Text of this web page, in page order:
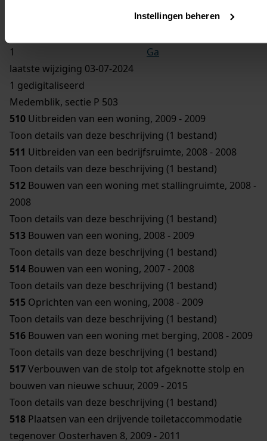
Instellingen beheren
Ga
laatste wijziging 03-07-2024
1 gedigitaliseerd
Medemblik, sectie P 503
510 Uitbreiden van een woning, 2009 - 2009
Toon details van deze beschrijving (1 bestand)
511 Uitbreiden van een bedrijfsruimte, 2008 - 2008
Toon details van deze beschrijving (1 bestand)
512 Bouwen van een woning met stallingruimte, 2008 -
2008
Toon details van deze beschrijving (1 bestand)
513 Bouwen van een woning, 2008 - 2009
Toon details van deze beschrijving (1 bestand)
514 Bouwen van een woning, 2007 - 2008
Toon details van deze beschrijving (1 bestand)
515 Oprichten van een woning, 2008 - 2009
Toon details van deze beschrijving (1 bestand)
516 Bouwen van een woning met berging, 2008 - 2009
Toon details van deze beschrijving (1 bestand)
517Verbouwen van de stolp tot afgeknotte stolp en
bouwen van nieuwe schuur, 2009 - 2015
Toon details van deze beschrijving (1 bestand)
518 Plaatsen van een drijvende toiletaccommodatie
tegenover Oosterhaven 8, 2009 - 2011